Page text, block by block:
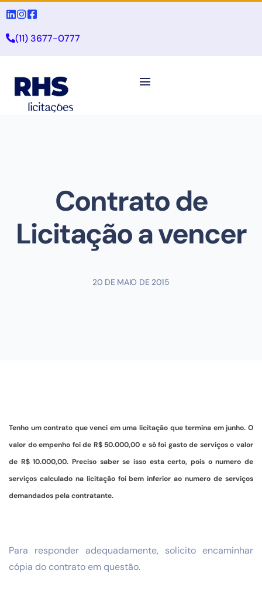
(11) 3677-0777
Contrato de
Licitação a vencer
20 DE MAIO DE 2015
Tenho um contrato que venci em uma licitação que termina em junho. O
valor do empenho foi de R$ 50.000,00 e só foi gasto de serviços o valor
de R$ 10.000,00. Preciso saber se isso esta certo, pois o numero de
serviços calculado na licitação foi bem inferior ao numero de serviços
demandados pela contratante.
Para responder adequadamente, solicito encaminhar
cópia do contrato em questão.